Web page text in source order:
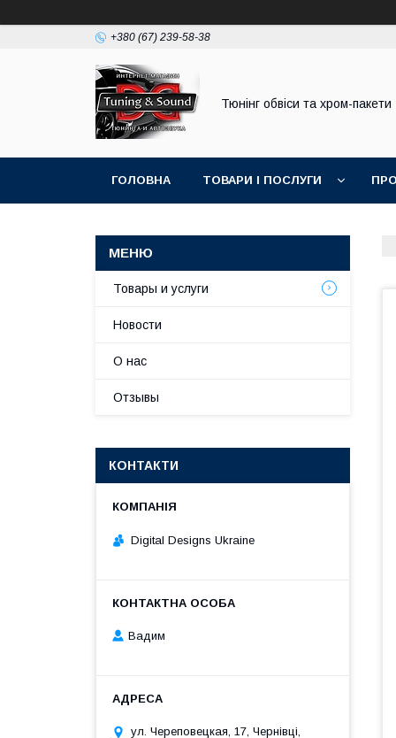
+380 (67) 239-58-38
Тюнінг обвіси та хром-пакети
ГОЛОВНА ТОВАРИ І ПОСЛУГИ
Товары и услуги
Новости
О нас
Отзывы
КОНТАКТИ
Digital Designs Ukraine
Вадим
ул. Череповецкая, 17, Чернівці,